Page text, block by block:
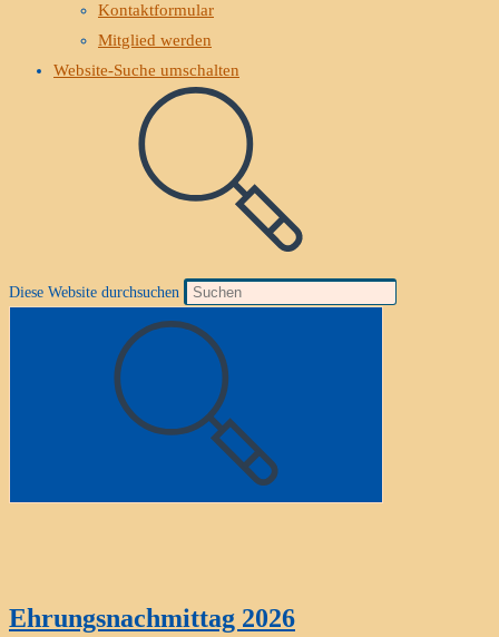
Kontaktformular
Mitglied werden
Website-Suche umschalten
Diese Website durchsuchen
Ehrungsnachmittag 2026